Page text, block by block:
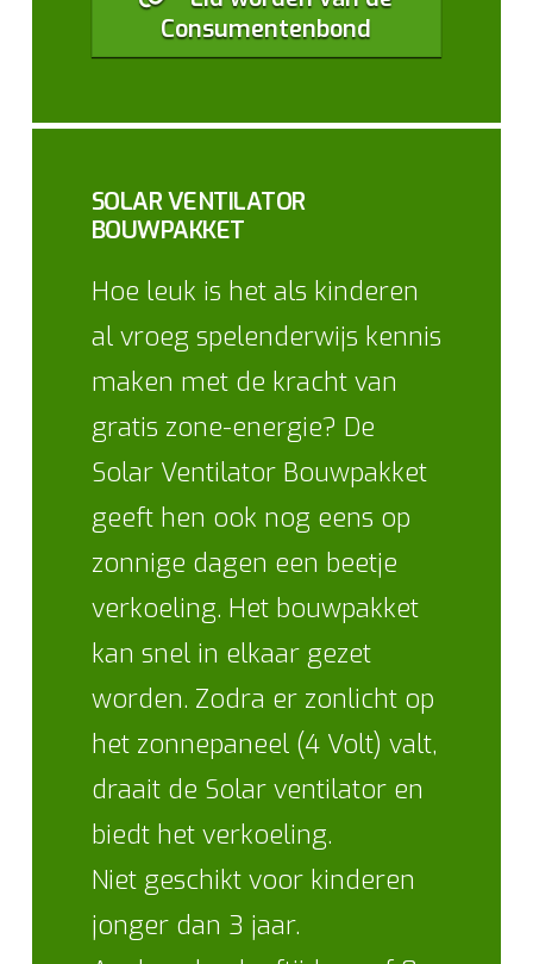
Consumentenbond
SOLAR VENTILATOR
BOUWPAKKET
Hoe leuk is het als kinderen
al vroeg spelenderwijs kennis
maken met de kracht van
gratis zone-energie? De
Solar Ventilator Bouwpakket
geeft hen ook nog eens op
zonnige dagen een beetje
verkoeling. Het bouwpakket
kan snel in elkaar gezet
worden. Zodra er zonlicht op
het zonnepaneel (4 Volt) valt,
draait de Solar ventilator en
biedt het verkoeling.
Niet geschikt voor kinderen
jonger dan 3 jaar.